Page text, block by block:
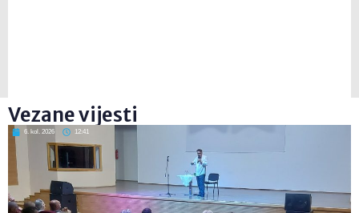
Vezane vijesti
6. kol. 2026 12:41